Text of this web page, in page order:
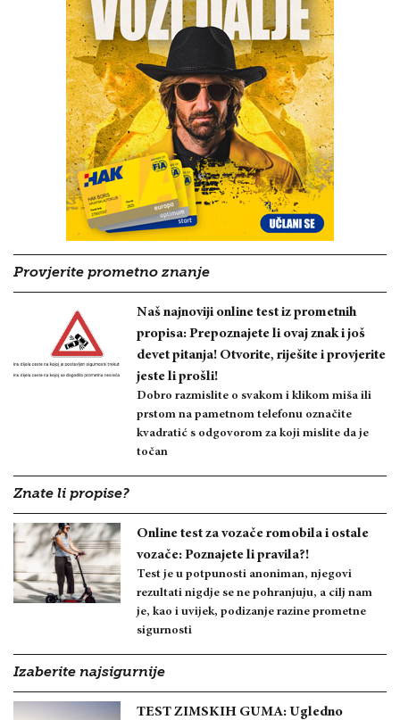
Provjerite prometno znanje
Naš najnoviji online test iz prometnih
propisa: Prepoznajete li ovaj znak i još
devet pitanja! Otvorite, riješite i provjerite
jeste li prošli!
Dobro razmislite o svakom i klikom miša ili
prstom na pametnom telefonu označite
kvadratić s odgovorom za koji mislite da je
točan
Znate li propise?
Online test za vozače romobila i ostale
vozače: Poznajete li pravila?!
Test je u potpunosti anoniman, njegovi
rezultati nigdje se ne pohranjuju, a cilj nam
je, kao i uvijek, podizanje razine prometne
sigurnosti
Izaberite najsigurnije
TEST ZIMSKIH GUMA: Ugledno